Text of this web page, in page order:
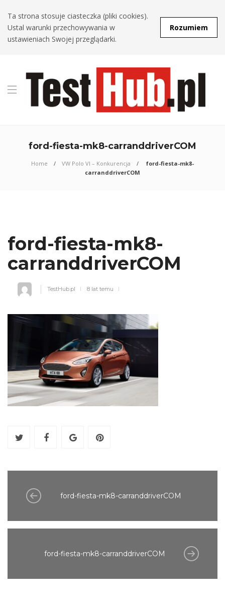
Ta strona stosuje ciasteczka (pliki cookies).
Ustal warunki przechowywania w
ustawieniach Swojej przeglądarki.
Rozumiem
ford-fiesta-mk8-carranddriverCOM
Home VW Polo VI – Konkurencja
ford-fiesta-mk8-
carranddriverCOM
ford-fiesta-mk8-
carranddriverCOM
TestHub.pl 8 lat temu
ford-fiesta-mk8-carranddriverCOM
ford-fiesta-mk8-carranddriverCOM